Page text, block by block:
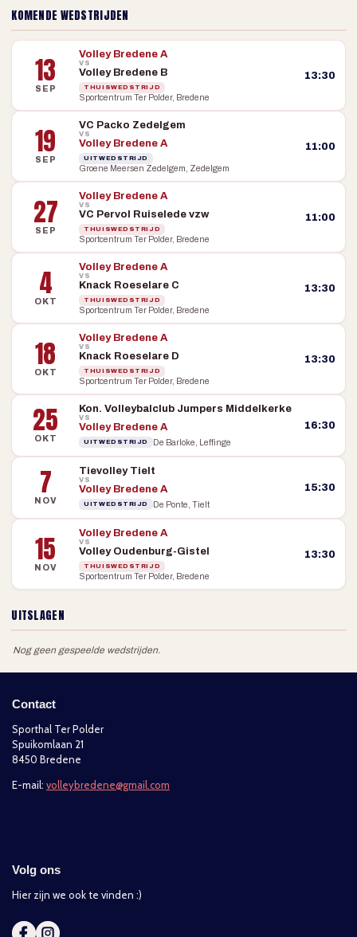
Contact
Sporthal Ter Polder
Spuikomlaan 21
8450 Bredene
E-mail: volleybredene@gmail.com
Volg ons
Hier zijn we ook te vinden :)